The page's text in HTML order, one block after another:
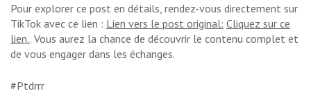
Pour explorer ce post en détails, rendez-vous directement sur
TikTok avec ce lien : Lien vers le post original: Cliquez sur ce
lien.. Vous aurez la chance de découvrir le contenu complet et
de vous engager dans les échanges.
#Ptdrrr